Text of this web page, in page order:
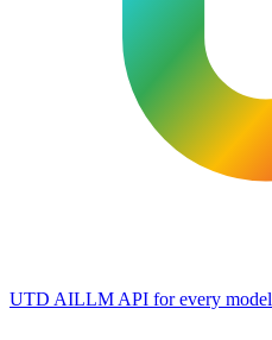
UTD AILLM API for every model